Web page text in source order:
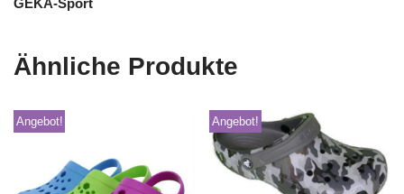
GEKA-Sport
Ähnliche Produkte
Angebot! Angebot!